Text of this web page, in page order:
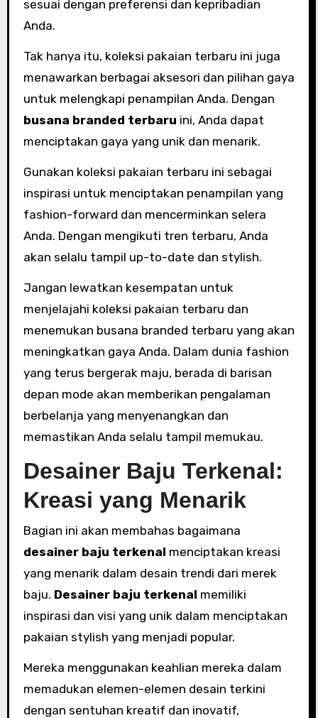
sesuai dengan preferensi dan kepribadian
Anda.
Tak hanya itu, koleksi pakaian terbaru ini juga
menawarkan berbagai aksesori dan pilihan gaya
untuk melengkapi penampilan Anda. Dengan
busana branded terbaru ini, Anda dapat
menciptakan gaya yang unik dan menarik.
Gunakan koleksi pakaian terbaru ini sebagai
inspirasi untuk menciptakan penampilan yang
fashion-forward dan mencerminkan selera
Anda. Dengan mengikuti tren terbaru, Anda
akan selalu tampil up-to-date dan stylish.
Jangan lewatkan kesempatan untuk
menjelajahi koleksi pakaian terbaru dan
menemukan busana branded terbaru yang akan
meningkatkan gaya Anda. Dalam dunia fashion
yang terus bergerak maju, berada di barisan
depan mode akan memberikan pengalaman
berbelanja yang menyenangkan dan
memastikan Anda selalu tampil memukau.
Desainer Baju Terkenal:
Kreasi yang Menarik
Bagian ini akan membahas bagaimana
desainer baju terkenal menciptakan kreasi
yang menarik dalam desain trendi dari merek
baju. Desainer baju terkenal memiliki
inspirasi dan visi yang unik dalam menciptakan
pakaian stylish yang menjadi popular.
Mereka menggunakan keahlian mereka dalam
memadukan elemen-elemen desain terkini
dengan sentuhan kreatif dan inovatif,